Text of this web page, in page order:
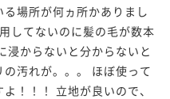
場所が何ヵ所かありまし
してないのに髪の毛が数本
浸からないと分からないと
汚れが。。。 ほぼ使って
！！！ 立地が良いので、